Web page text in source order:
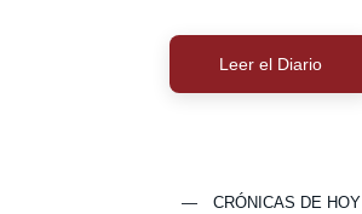
Leer el Diario
— CRÓNICAS DE HOY